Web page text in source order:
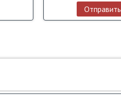
Отправить